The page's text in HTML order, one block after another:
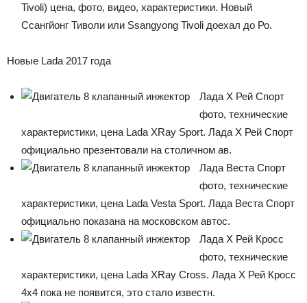
Tivoli) цена, фото, видео, характеристики. Новый
Ссангйонг Тиволи или Ssangyong Tivoli доехал до Ро.
Новые Lada 2017 года
Лада Х Рей Спорт
фото, технические
характеристики, цена Lada XRay Sport. Лада Х Рей Спорт
официально презентовали на столичном ав.
Лада Веста Спорт
фото, технические
характеристики, цена Lada Vesta Sport. Лада Веста Спорт
официально показана на московском автос.
Лада Х Рей Кросс
фото, технические
характеристики, цена Lada XRay Cross. Лада Х Рей Кросс
4х4 пока не появится, это стало известн.